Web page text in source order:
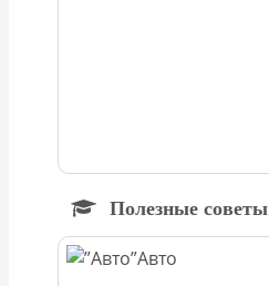
Полезные советы
Авто